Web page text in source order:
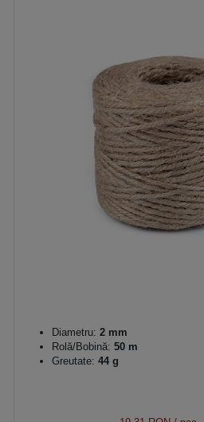
Diametru: 2 mm
Rolă/Bobină: 50 m
Greutate: 44 g